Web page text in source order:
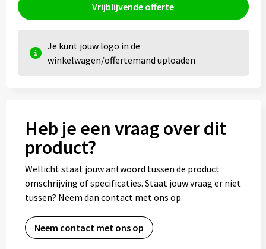
Vrijblijvende offerte
Je kunt jouw logo in de
winkelwagen/offertemand uploaden
Heb je een vraag over dit
product?
Wellicht staat jouw antwoord tussen de product
omschrijving of specificaties. Staat jouw vraag er niet
tussen? Neem dan contact met ons op
Neem contact met ons op